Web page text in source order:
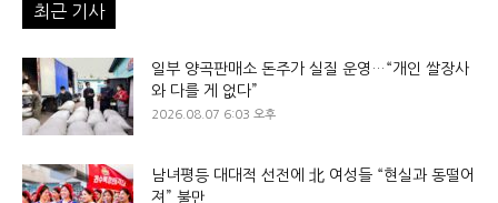
최근 기사
일부 양곡판매소 돈주가 실질 운영…“개인 쌀장사
와 다를 게 없다”
2026.08.07 6:03 오후
남녀평등 대대적 선전에 北 여성들 “현실과 동떨어
져” 불만